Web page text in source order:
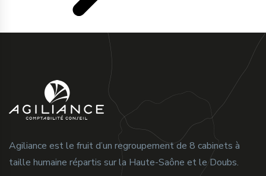
Agiliance est le fruit d’un regroupement de 8 cabinets à
taille humaine répartis sur la Haute-Saône et le Doubs.